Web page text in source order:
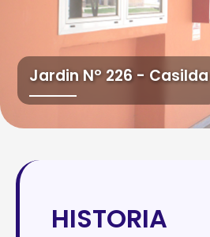
Jardin Nº 226 - Casilda
HISTORIA